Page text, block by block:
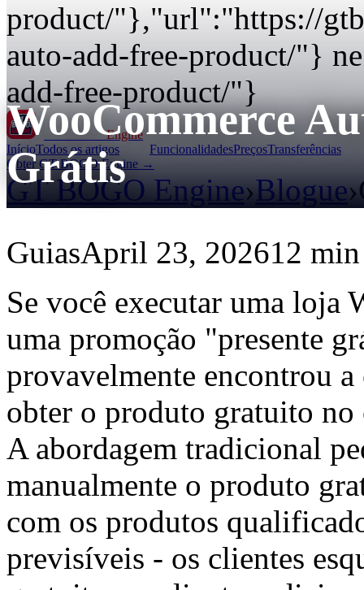
product/"},"url":"https://
auto-add-free-product/"}
add-free-product/"}
GT BOGOEngine
InícioTodos os artigos FuncionalidadesPreçosTransferências
Obter GT BOGO Engine →
GT BOGO Engine›Blogue›
WooCommerce
Grátis
GuiasApril 23, 202612
Se você executar uma loja
uma promoção "presente
provavelmente encontrou
obter o produto gratuito
A abordagem tradicional
manualmente o produto
com os produtos
previsíveis - os clientes